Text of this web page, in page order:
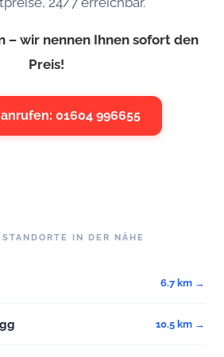
– wir nennen Ihnen sofort den
Preis!
01604 996655
IN DER NÄHE
6.7 km →
10.5 km →